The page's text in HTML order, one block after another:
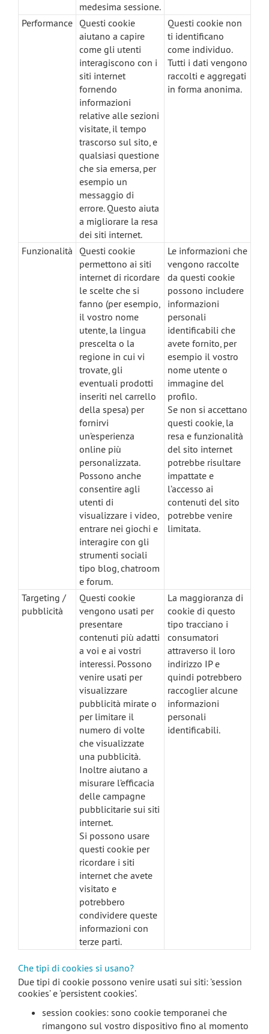
medesima sessione.
Performance Questi cookie
aiutano a capire
come gli utenti
interagiscono con i
siti internet
fornendo
informazioni
relative alle sezioni
visitate, il tempo
trascorso sul sito, e
qualsiasi questione
che sia emersa, per
esempio un
messaggio di
errore. Questo aiuta
a migliorare la resa
dei siti internet.
Questi cookie non
ti identificano
come individuo.
Tutti i dati vengono
raccolti e aggregati
in forma anonima.
Funzionalità
Questi cookie
permettono ai siti
internet di ricordare
le scelte che si
fanno (per esempio,
il vostro nome
utente, la lingua
prescelta o la
regione in cui vi
trovate, gli
eventuali prodotti
inseriti nel carrello
della spesa) per
fornirvi
un’esperienza
online più
personalizzata.
Possono anche
consentire agli
utenti di
visualizzare i video,
entrare nei giochi e
interagire con gli
strumenti sociali
tipo blog, chatroom
e forum.
Le informazioni che
vengono raccolte
da questi cookie
possono includere
informazioni
personali
identificabili che
avete fornito, per
esempio il vostro
nome utente o
immagine del
profilo.
Se non si accettano
questi cookie, la
resa e funzionalità
del sito internet
potrebbe risultare
impattate e
l’accesso ai
contenuti del sito
potrebbe venire
limitata.
Targeting /
pubblicità
Questi cookie
vengono usati per
presentare
contenuti più adatti
a voi e ai vostri
interessi. Possono
venire usati per
visualizzare
pubblicità mirate o
per limitare il
numero di volte
che visualizzate
una pubblicità.
Inoltre aiutano a
misurare l’efficacia
delle campagne
pubblicitarie sui siti
internet.
Si possono usare
questi cookie per
ricordare i siti
internet che avete
visitato e
potrebbero
condividere queste
informazioni con
terze parti.
La maggioranza di
cookie di questo
tipo tracciano i
consumatori
attraverso il loro
indirizzo IP e
quindi potrebbero
raccoglier alcune
informazioni
personali
identificabili.
Che tipi di cookies si usano?
Due tipi di cookie possono venire usati sui siti: ’session
cookies’ e ’persistent cookies’.
session cookies: sono cookie temporanei che
rimangono sul vostro dispositivo fino al momento